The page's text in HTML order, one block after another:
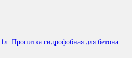
Пропитка гидрофобная для бетона